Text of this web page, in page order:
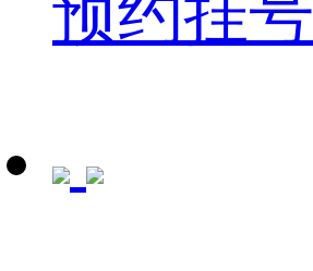
预约挂号